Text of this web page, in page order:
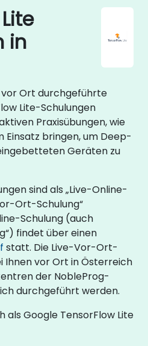
in
vor Ort durchgeführte
Lite-Schulungen
Praxisübungen, wie
Einsatz bringen, um Deep-
Geräten zu
sind als „Live-Online-
Ort-Schulung“
Schulung (auch
findet über einen
statt. Die Live-Vor-Ort-
Ihnen vor Ort in Österreich
der NobleProg-
durchgeführt werden.
als Google TensorFlow Lite